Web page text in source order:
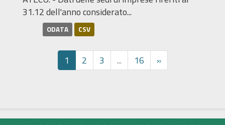
31.12 dell'anno considerato...
ODATA CSV
1 2 3 ... 16 »